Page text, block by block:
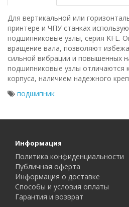
Для вертикальной или
принтере и ЧПУ станках
подшипниковые узлы, серия KFL.
вращение вала, позволяют
сильной вибрации и повышенных
подшипниковые узлы отличаются
корпуса, наличием надежного
подшипник
Информация
Политика конфиденциальности
Публичная оферта
Информация о доставке
Способы и условия оплаты
Гарантия и возврат